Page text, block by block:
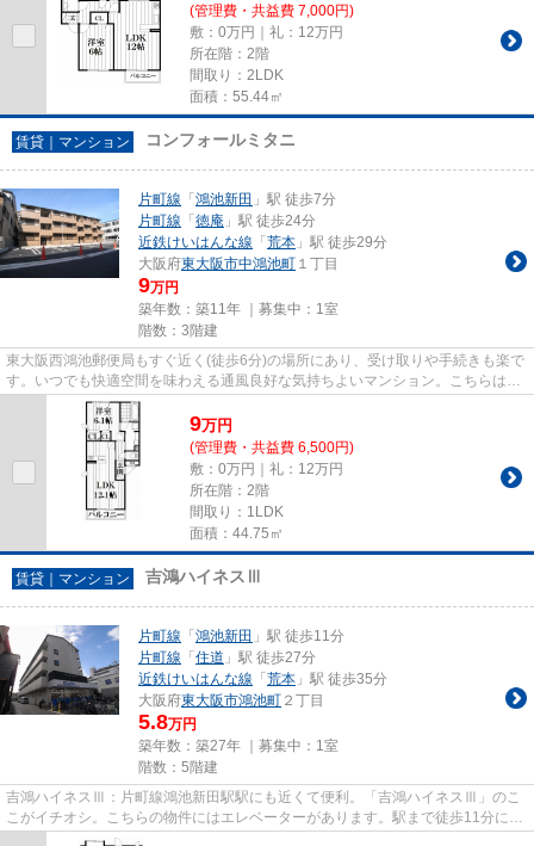
(管理費・共益費 7,000円)
敷：0万円｜礼：12万円
所在階：2階
間取り：2LDK
面積：55.44㎡
賃貸｜マンション コンフォールミタニ
片町線 「 鴻池新田 」駅 徒歩7分
片町線 「 徳庵 」駅 徒歩24分
近鉄けいはんな線 「 荒本 」駅 徒歩29分
大阪府東大阪市中鴻池町 １丁目
9万円
築年数：築11年 ｜募集中： 1室
階数：3階建
東大阪西鴻池郵便局もすぐ近く(徒歩6分)の場所にあり、受け取りや手続きも楽で
す。いつでも快適空間を味わえる通風良好な気持ちよいマンション。こちらはマ
ンションタイプになります。...
9万円
(管理費・共益費 6,500円)
敷：0万円｜礼：12万円
所在階：2階
間取り：1LDK
面積：44.75㎡
賃貸｜マンション 吉鴻ハイネスⅢ
片町線 「 鴻池新田 」駅 徒歩11分
片町線 「 住道 」駅 徒歩27分
近鉄けいはんな線 「 荒本 」駅 徒歩35分
大阪府東大阪市鴻池町 ２丁目
5.8万円
築年数：築27年 ｜募集中： 1室
階数：5階建
吉鴻ハイネスⅢ：片町線鴻池新田駅駅にも近くて便利。「吉鴻ハイネスⅢ」のこ
こがイチオシ。こちらの物件にはエレベーターがあります。駅まで徒歩11分に立
地する物件です。できるだけ早...